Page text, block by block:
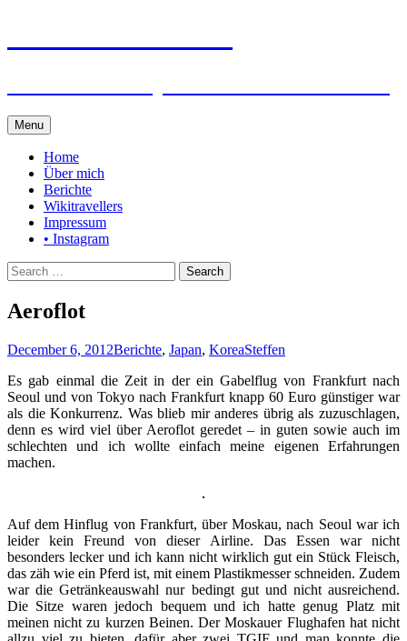
Menu Skip
to
content
Home
Über mich
Berichte
Wikitravellers
Impressum
• Instagram
Search
for:
Aeroflot
December 6, 2012Berichte, Japan, KoreaSteffen
Es gab einmal die Zeit in der ein Gabelflug von Frankfurt nach
Seoul und von Tokyo nach Frankfurt knapp 60 Euro günstiger war
als die Konkurrenz. Was blieb mir anderes übrig als zuzuschlagen,
denn es wird viel über Aeroflot geredet – in guten sowie auch im
schlechten und ich wollte einfach meine eigenen Erfahrungen
machen.
Auf dem Hinflug von Frankfurt, über Moskau, nach Seoul war ich
leider kein Freund von dieser Airline. Das Essen war nicht
besonders lecker und ich kann nicht wirklich gut ein Stück Fleisch,
das zäh wie ein Pferd ist, mit einem Plastikmesser schneiden. Zudem
war die Getränkeauswahl nur bedingt gut und nicht ausreichend.
Die Sitze waren jedoch bequem und ich hatte genug Platz mit
meinen nicht zu kurzen Beinen. Der Moskauer Flughafen hat nicht